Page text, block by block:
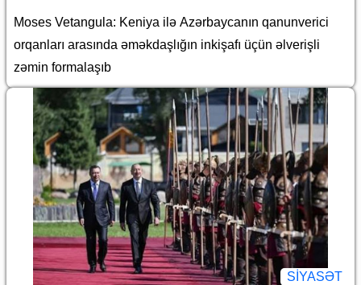
Moses Vetangula: Keniya ilə Azərbaycanın qanunverici
orqanları arasında əməkdaşlığın inkişafı üçün əlverişli
zəmin formalaşıb
SİYASƏT